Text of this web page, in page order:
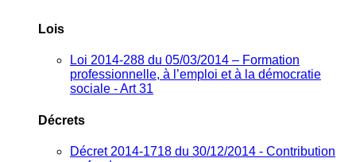
Lois
Loi 2014-288 du 05/03/2014 – Formation
professionnelle, à l’emploi et à la démocratie
sociale - Art 31
Décrets
Décret 2014-1718 du 30/12/2014 - Contribution